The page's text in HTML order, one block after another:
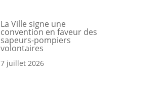
La Ville signe une
convention en faveur des
sapeurs-pompiers
volontaires
7 juillet 2026